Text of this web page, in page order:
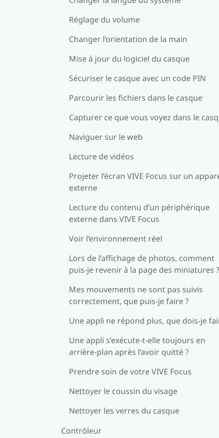
Réglage du volume
Changer l’orientation de la main
Mise à jour du logiciel du casque
Sécuriser le casque avec un code PIN
Parcourir les fichiers dans le casque
Capturer ce que vous voyez dans le
Naviguer sur le web
Lecture de vidéos
Projeter l’écran VIVE Focus sur un
externe
Lecture du contenu d’un périphérique
externe dans VIVE Focus
Voir l’environnement réel
Lors de l’affichage de photos, comment
puis-je revenir à la page des miniatures ?
Mes mouvements ne sont pas suivis
correctement, que puis-je faire ?
Une appli ne répond plus, que dois-je
Une appli s’exécute-t-elle toujours en
arrière-plan après l’avoir quitté ?
Prendre soin de votre VIVE Focus
Nettoyer le coussin du visage
Nettoyer les verres du casque
Contrôleur